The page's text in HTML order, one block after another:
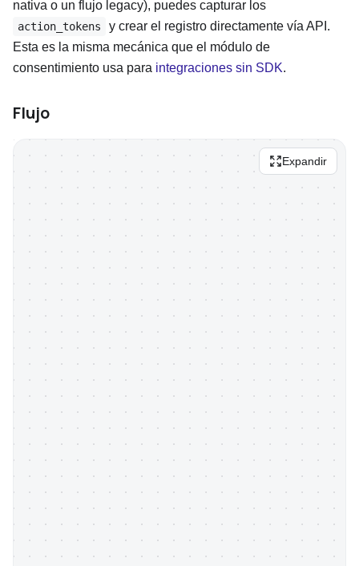
nativa o un flujo legacy), puedes capturar los
action_tokens
y crear el registro directamente vía API.
Esta es la misma mecánica que el módulo de
consentimiento usa para integraciones sin SDK.
Flujo
Expandir